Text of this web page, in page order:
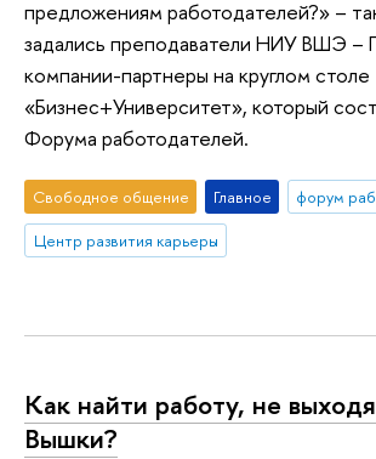
предложениям работодателей?» –
задались преподаватели НИУ ВШЭ –
компании-партнеры на круглом столе
«Бизнес+Университет», который
Форума работодателей.
Свободное общение Главное
форум
Центр развития карьеры
Как найти работу, не
Вышки?